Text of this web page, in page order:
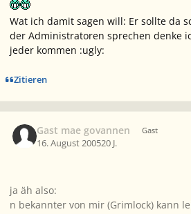
Wat ich damit sagen will: Er sollte da
der Administratoren sprechen denke
jeder kommen :ugly:
Zitieren
Gast mae govannen Gast
16. August 200520 J.
ja äh also:
n bekannter von mir (Grimlock) kann